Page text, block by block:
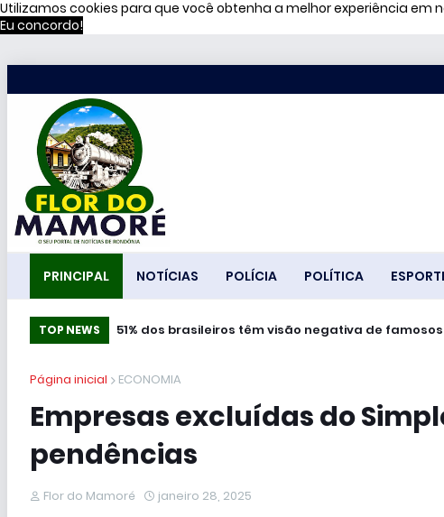
Utilizamos cookies para que você obtenha a melhor experiência
Eu concordo!
PRINCIPAL NOTÍCIAS POLÍCIA POLÍTICA
TOP NEWS 51% dos brasileiros têm visão negativa de
Página inicial ECONOMIA
Empresas excluídas do
pendências
Flor do Mamoré janeiro 28, 2025